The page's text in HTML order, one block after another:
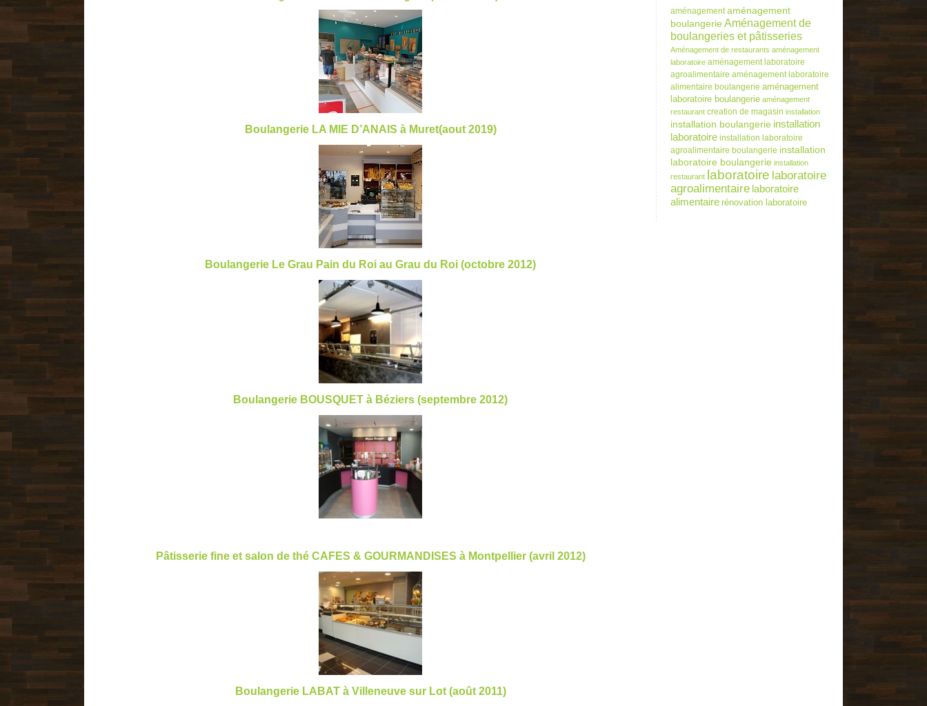
Boulangerie LA MIE D’ANAIS à Muret(aout 2019)
Boulangerie Le Grau Pain du Roi au Grau du Roi (octobre 2012)
Boulangerie BOUSQUET à Béziers (septembre 2012)
Pâtisserie fine et salon de thé CAFES & GOURMANDISES à Montpellier (avril 2012)
Boulangerie LABAT à Villeneuve sur Lot (août 2011)
aménagement aménagement
boulangerie Aménagement de
boulangeries et pâtisseries
Aménagement de restaurants aménagement
laboratoire aménagement laboratoire
agroalimentaire aménagement laboratoire
alimentaire boulangerie aménagement
laboratoire boulangerie aménagement
restaurant creation de magasin installation
installation boulangerie installation
laboratoire installation laboratoire
agroalimentaire boulangerie installation
laboratoire boulangerie installation
restaurant laboratoire laboratoire
agroalimentaire laboratoire
alimentaire rénovation laboratoire